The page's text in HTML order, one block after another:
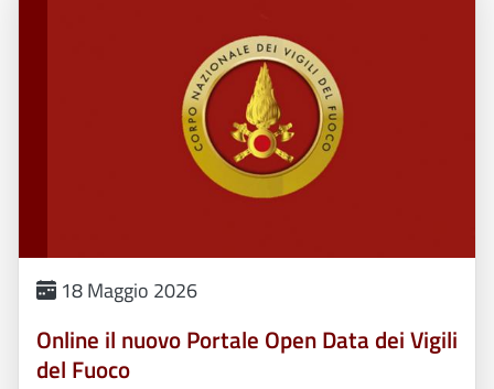
18 Maggio 2026
Online il nuovo Portale Open Data dei Vigili
del Fuoco